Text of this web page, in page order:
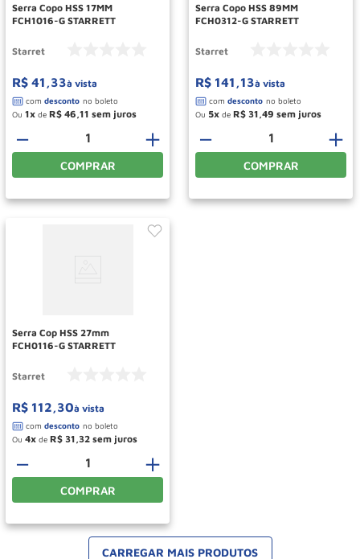
Serra Copo HSS 17MM
FCH1016-G STARRETT
Starret
R$ 41 ,33à vista
Ou 1 de R$ 46 11
＋
－
COMPRAR
Serra Copo HSS 89MM
FCH0312-G STARRETT
Starret
R$ 141 ,13à vista
Ou 5 de R$ 31 49
＋
－
COMPRAR
Serra Cop HSS 27mm
FCH0116-G STARRETT
Starret
R$ 112,30à vista
Ou 4 de R$ 31 32
＋
－
COMPRAR